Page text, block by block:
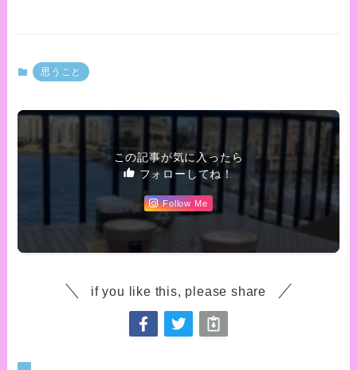
思うこと
この記事が気に入ったら
フォローしてね！
Follow Me
if you like this, please share